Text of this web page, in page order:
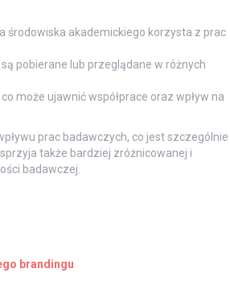
środowiska akademickiego korzysta z prac
pobierane lub przeglądane w różnych
może ujawnić współprace oraz wpływ na
prac badawczych, co jest szczególnie
także bardziej zróżnicowanej i
badawczej.
brandingu